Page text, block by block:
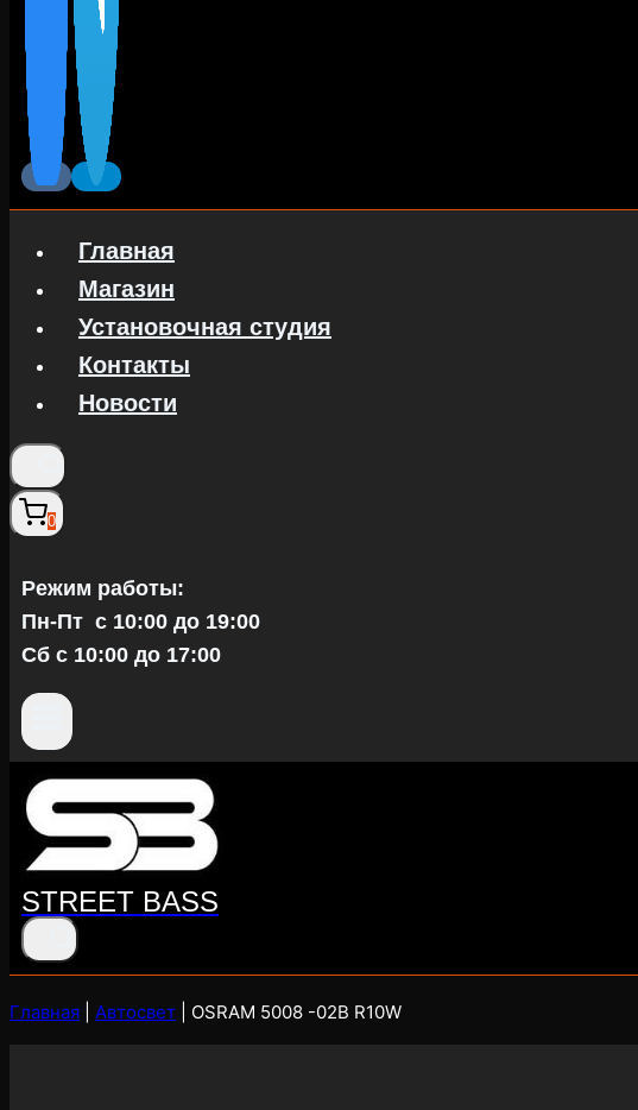
Главная
Магазин
Установочная студия
Контакты
Новости
0
Режим работы:
Пн-Пт c 10:00 до 19:00
Сб с 10:00 до 17:00
STREET BASS
Главная Автосвет OSRAM 5008 -02B R10W